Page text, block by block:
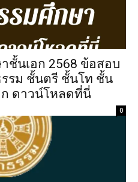
ชั้นเอก 2568 ข้อสอบ
รม ชั้นตรี ชั้นโท ชั้น
ก ดาวน์โหลดที่นี่
0